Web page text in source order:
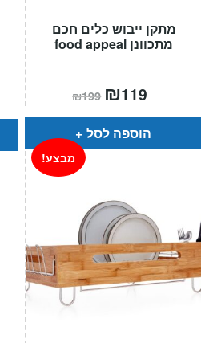
מתקן ייבוש כלים חכם
מתכוונן food appeal
₪199 המחיר
המקורי
היה:
₪199.
₪119
הוא:
הוספה לסל
מבצע!